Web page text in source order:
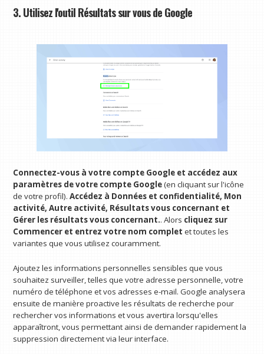
3. Utilisez l'outil Résultats sur vous de Google
Connectez-vous à votre compte Google et accédez aux
paramètres de votre compte Google(en cliquant sur l'icône
de votre profil). Accédez à Données et confidentialité, Mon
activité, Autre activité, Résultats vous concernant et
Gérer les résultats vous concernant.. Alors cliquez sur
Commencer et entrez votre nom completet toutes les
variantes que vous utilisez couramment.
Ajoutez les informations personnelles sensibles que vous
souhaitez surveiller, telles que votre adresse personnelle, votre
numéro de téléphone et vos adresses e-mail. Google analysera
ensuite de manière proactive les résultats de recherche pour
rechercher vos informations et vous avertira lorsqu'elles
apparaîtront, vous permettant ainsi de demander rapidement la
suppression directement via leur interface.